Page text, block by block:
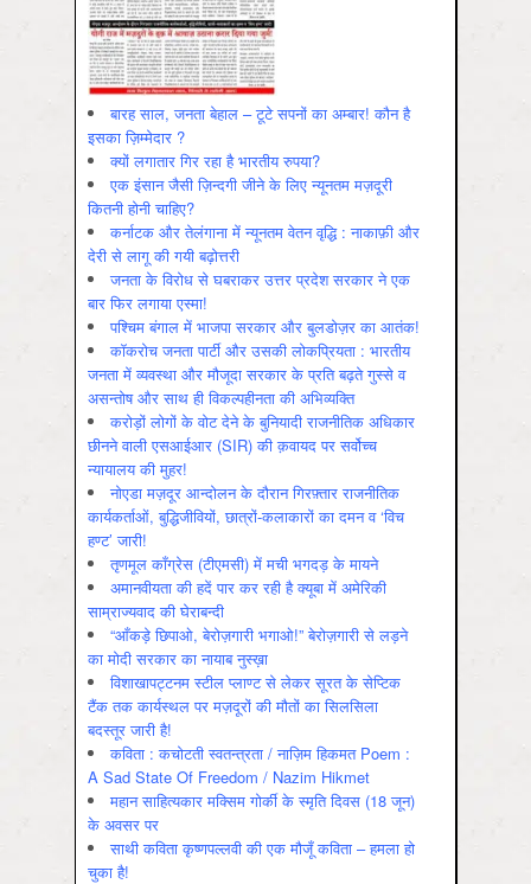
बारह साल, जनता बेहाल – टूटे सपनों का अम्बार! कौन है
इसका ज़िम्मेदार ?
क्यों लगातार गिर रहा है भारतीय रुपया?
एक इंसान जैसी ज़िन्दगी जीने के लिए न्यूनतम मज़दूरी
कितनी होनी चाहिए?
कर्नाटक और तेलंगाना में न्यूनतम वेतन वृद्धि : नाकाफ़ी और
देरी से लागू की गयी बढ़ोत्तरी
जनता के विरोध से घबराकर उत्तर प्रदेश सरकार ने एक
बार फिर लगाया एस्मा!
पश्चिम बंगाल में भाजपा सरकार और बुलडोज़र का आतंक!
कॉकरोच जनता पार्टी और उसकी लोकप्रियता : भारतीय
जनता में व्‍यवस्‍था और मौजूदा सरकार के प्रति बढ़ते गुस्‍से व
असन्‍तोष और साथ ही विकल्‍पहीनता की अभिव्‍यक्ति
करोड़ों लोगों के वोट देने के बुनियादी राजनीतिक अधिकार
छीनने वाली एसआईआर (SIR) की क़वायद पर सर्वोच्च
न्यायालय की मुहर!
नोएडा मज़दूर आन्दोलन के दौरान गिरफ़्तार राजनीतिक
कार्यकर्ताओं, बुद्धिजीवियों, छात्रों-कलाकारों का दमन व ‘विच
हण्ट’ जारी!
तृणमूल काँग्रेस (टीएमसी) में मची भगदड़ के मायने
अमानवीयता की हदें पार कर रही है क्यूबा में अमेरिकी
साम्राज्यवाद की घेराबन्दी
“आँकड़े छिपाओ, बेरोज़गारी भगाओ!” बेरोज़गारी से लड़ने
का मोदी सरकार का नायाब नुस्ख़ा
विशाखापट्टनम स्टील प्लाण्ट से लेकर सूरत के सेप्टिक
टैंक तक कार्यस्थल पर मज़दूरों की मौतों का सिलसिला
बदस्तूर जारी है!
कविता : कचोटती स्वतन्त्रता / नाज़िम हिकमत Poem :
A Sad State Of Freedom / Nazim Hikmet
महान साहित्यकार मक्सिम गोर्की के स्मृति दिवस (18 जून)
के अवसर पर
साथी कविता कृष्णपल्लवी की एक मौजूँ कविता – हमला हो
चुका है!